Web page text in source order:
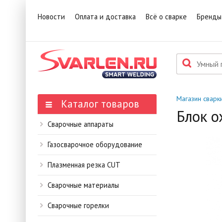
Новости Оплата и доставка Всё о сварке Бренды
Каталог товаров
Сварочные аппараты
Газосварочное оборудование
Плазменная резка CUT
Сварочные материалы
Сварочные горелки
Магазин
Блок